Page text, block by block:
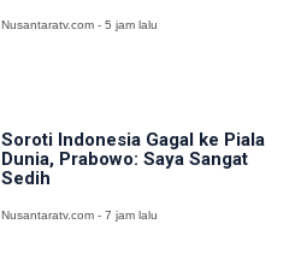
Nusantaratv.com - 5 jam lalu
Soroti Indonesia Gagal ke Piala
Dunia, Prabowo: Saya Sangat
Sedih
Nusantaratv.com - 7 jam lalu